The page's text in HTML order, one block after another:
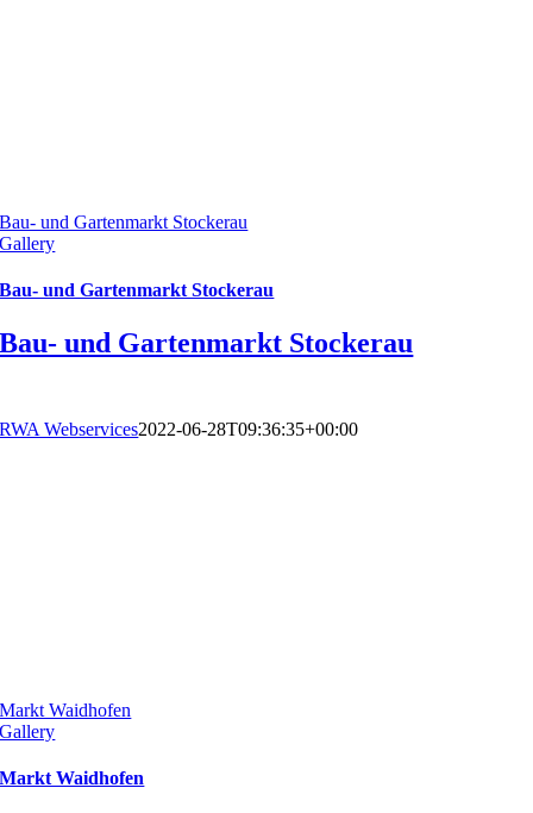
Bau- und Gartenmarkt Stockerau
Gallery
Bau- und Gartenmarkt Stockerau
Bau- und Gartenmarkt Stockerau
RWA Webservices2022-06-28T09:36:35+00:00
Markt Waidhofen
Gallery
Markt Waidhofen